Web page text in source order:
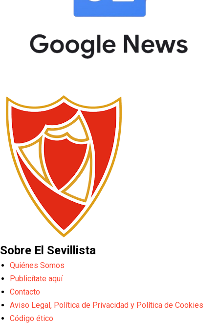
Sobre El Sevillista
Quiénes Somos
Publicítate aquí
Contacto
Aviso Legal, Política de Privacidad y Política de Cookies
Código ético